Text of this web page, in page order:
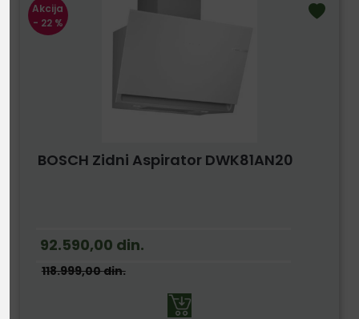
Akcija
- 22 %
BOSCH Zidni Aspirator DWK81AN20
92.590,00 din.
118.999,00din.